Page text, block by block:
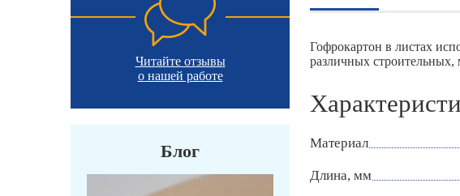
Читайте отзывы
о нашей работе
Блог
Гофрокартон в листах
различных
Материал
Длина, мм